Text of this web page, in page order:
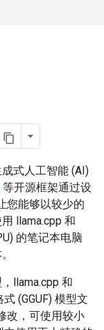
式人工智能 (AI)
等开源框架通过设
您能够以较少的
llama.cpp 和
的笔记本电脑
llama.cpp 和
(GGUF) 模型文
改，可使用较小